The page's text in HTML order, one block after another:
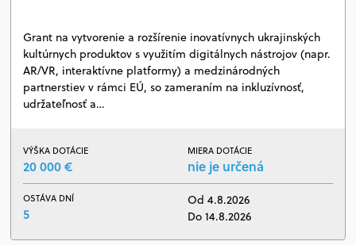
Grant na vytvorenie a rozšírenie inovatívnych ukrajinských
kultúrnych produktov s využitím digitálnych nástrojov (napr.
AR/VR, interaktívne platformy) a medzinárodných
partnerstiev v rámci EÚ, so zameraním na inkluzívnosť,
udržateľnosť a…
VÝŠKA DOTÁCIE
20 000 €
MIERA DOTÁCIE
nie je určená
OSTÁVA DNÍ
5
Od 4.8.2026
Do 14.8.2026